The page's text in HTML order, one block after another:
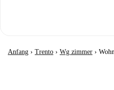
Anfang › Trento › Wg zimmer ›